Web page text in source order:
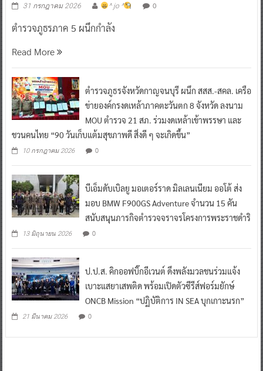
31 กรกฎาคม 2026 ^ jo ^ 0
ตำรวจภูธรภาค 5 ผนึกกำลัง
Read More
ตำรวจภูธรจังหวัดกาญจนบุรี ผนึก สสส.-สคล. เครือ
ข่ายองค์กรงดเหล้าภาคตะวันตก 8 จังหวัด ลงนาม
MOU ตำรวจ 21 สภ. ร่วมงดเหล้าเข้าพรรษา และ
ชวนคนไทย “90 วันเก็บแต้มสุขภาพดี สิ่งดี ๆ จะเกิดขึ้น”
10 กรกฎาคม 2026 0
บีเอ็มดับเบิลยู มอเตอร์ราด มิลเลนเนียม ออโต้ ส่ง
มอบ BMW F900GS Adventure จำนวน 15 คัน
สนับสนุนภารกิจตำรวจจราจรโครงการพระราชดำริ
13 มิถุนายน 2026 0
ป.ป.ส. คิกออฟบิ๊กอีเวนต์ ดึงพลังมวลชนร่วมแจ้ง
เบาะแสยาเสพติด พร้อมเปิดตัวซีรีส์ฟอร์มยักษ์
ONCB Mission “ปฏิบัติการ IN SEA บุกเกาะนรก”
21 มีนาคม 2026 0